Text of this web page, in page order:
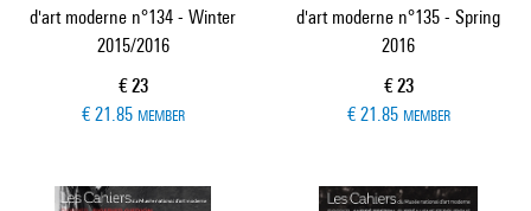
d'art moderne n°134 - Winter
2015/2016
Current price
€ 23
€ 21.85 MEMBER
d'art moderne n°135 - Spring
2016
Current price
€ 23
€ 21.85 MEMBER